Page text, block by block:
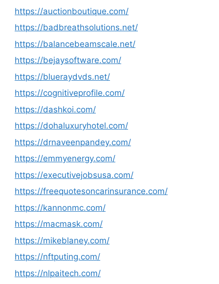
https://auctionboutique.com/
https://badbreathsolutions.net/
https://balancebeamscale.net/
https://bejaysoftware.com/
https://blueraydvds.net/
https://cognitiveprofile.com/
https://dashkoi.com/
https://dohaluxuryhotel.com/
https://drnaveenpandey.com/
https://emmyenergy.com/
https://executivejobsusa.com/
https://freequotesoncarinsurance.com/
https://kannonmc.com/
https://macmask.com/
https://mikeblaney.com/
https://nftputing.com/
https://nlpaitech.com/